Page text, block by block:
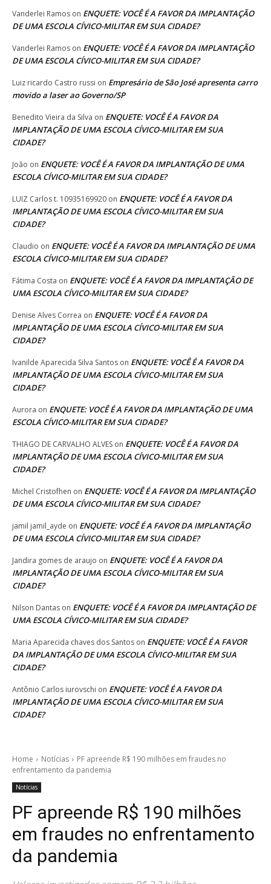
Vanderlei Ramos on ENQUETE: VOCÊ É A FAVOR DA IMPLANTAÇÃO
DE UMA ESCOLA CÍVICO-MILITAR EM SUA CIDADE?
Vanderlei Ramos on ENQUETE: VOCÊ É A FAVOR DA IMPLANTAÇÃO
DE UMA ESCOLA CÍVICO-MILITAR EM SUA CIDADE?
Luiz ricardo Castro russi on Empresário de São José apresenta carro
movido a laser ao Governo/SP
Benedito Vieira da Silva on ENQUETE: VOCÊ É A FAVOR DA
IMPLANTAÇÃO DE UMA ESCOLA CÍVICO-MILITAR EM SUA
CIDADE?
João on ENQUETE: VOCÊ É A FAVOR DA IMPLANTAÇÃO DE UMA
ESCOLA CÍVICO-MILITAR EM SUA CIDADE?
LUIZ Carlos t. 10935169920 on ENQUETE: VOCÊ É A FAVOR DA
IMPLANTAÇÃO DE UMA ESCOLA CÍVICO-MILITAR EM SUA
CIDADE?
Claudio on ENQUETE: VOCÊ É A FAVOR DA IMPLANTAÇÃO DE UMA
ESCOLA CÍVICO-MILITAR EM SUA CIDADE?
Fátima Costa on ENQUETE: VOCÊ É A FAVOR DA IMPLANTAÇÃO DE
UMA ESCOLA CÍVICO-MILITAR EM SUA CIDADE?
Denise Alves Correa on ENQUETE: VOCÊ É A FAVOR DA
IMPLANTAÇÃO DE UMA ESCOLA CÍVICO-MILITAR EM SUA
CIDADE?
Ivanilde Aparecida Silva Santos on ENQUETE: VOCÊ É A FAVOR DA
IMPLANTAÇÃO DE UMA ESCOLA CÍVICO-MILITAR EM SUA
CIDADE?
Aurora on ENQUETE: VOCÊ É A FAVOR DA IMPLANTAÇÃO DE UMA
ESCOLA CÍVICO-MILITAR EM SUA CIDADE?
THIAGO DE CARVALHO ALVES on ENQUETE: VOCÊ É A FAVOR DA
IMPLANTAÇÃO DE UMA ESCOLA CÍVICO-MILITAR EM SUA
CIDADE?
Michel Cristofhen on ENQUETE: VOCÊ É A FAVOR DA IMPLANTAÇÃO
DE UMA ESCOLA CÍVICO-MILITAR EM SUA CIDADE?
jamil jamil_ayde on ENQUETE: VOCÊ É A FAVOR DA IMPLANTAÇÃO
DE UMA ESCOLA CÍVICO-MILITAR EM SUA CIDADE?
Jandira gomes de araujo on ENQUETE: VOCÊ É A FAVOR DA
IMPLANTAÇÃO DE UMA ESCOLA CÍVICO-MILITAR EM SUA
CIDADE?
Nilson Dantas on ENQUETE: VOCÊ É A FAVOR DA IMPLANTAÇÃO DE
UMA ESCOLA CÍVICO-MILITAR EM SUA CIDADE?
Maria Aparecida chaves dos Santos on ENQUETE: VOCÊ É A FAVOR
DA IMPLANTAÇÃO DE UMA ESCOLA CÍVICO-MILITAR EM SUA
CIDADE?
Antônio Carlos iurovschi on ENQUETE: VOCÊ É A FAVOR DA
IMPLANTAÇÃO DE UMA ESCOLA CÍVICO-MILITAR EM SUA
CIDADE?